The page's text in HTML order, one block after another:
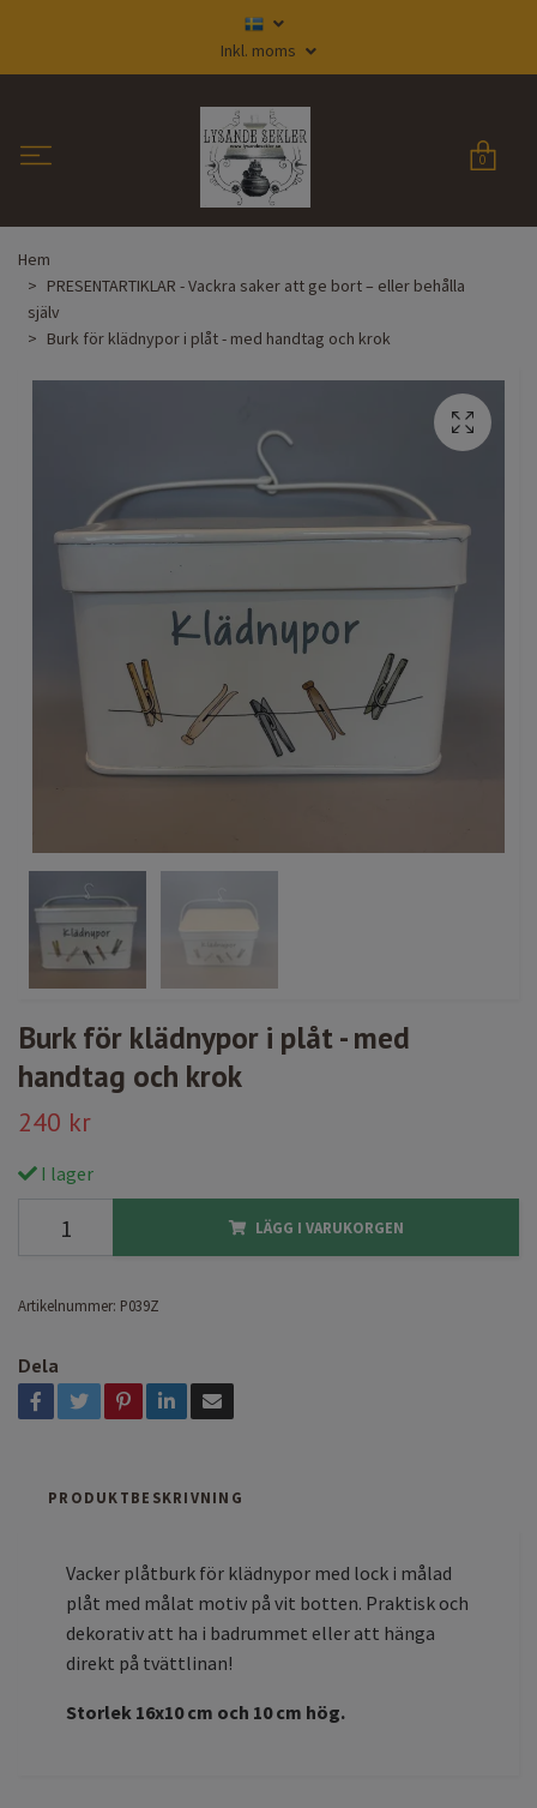
Inkl. moms
0
Hem
PRESENTARTIKLAR - Vackra saker att ge bort – eller behålla
själv
Burk för klädnypor i plåt - med handtag och krok
Burk för klädnypor i plåt - med
handtag och krok
240 kr
I lager
LÄGG I VARUKORGEN
Artikelnummer: P039Z
Dela
PRODUKTBESKRIVNING
Vacker plåtburk för klädnypor med lock i målad
plåt med målat motiv på vit botten. Praktisk och
dekorativ att ha i badrummet eller att hänga
direkt på tvättlinan!
Storlek 16x10 cm och 10 cm hög.